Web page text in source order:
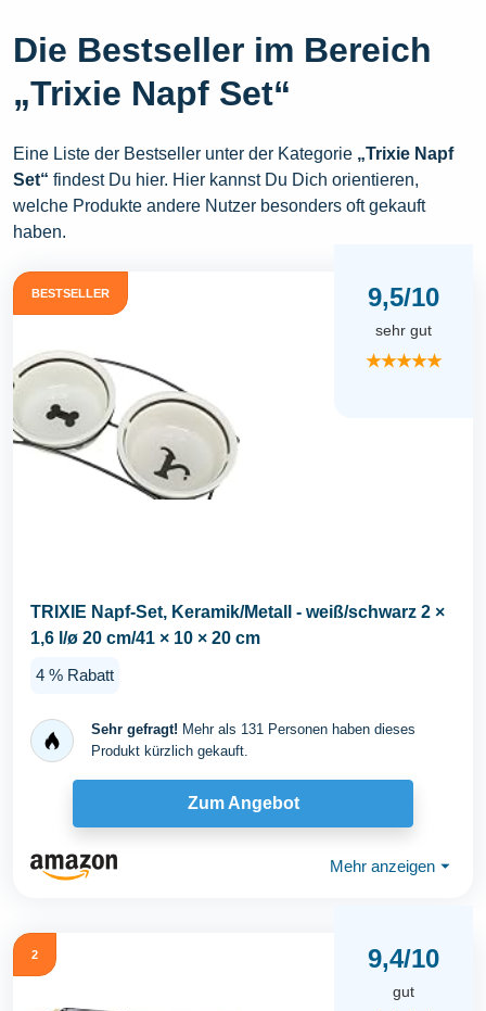
Die Bestseller im Bereich
„Trixie Napf Set“
Eine Liste der Bestseller unter der Kategorie „Trixie Napf
Set“ findest Du hier. Hier kannst Du Dich orientieren,
welche Produkte andere Nutzer besonders oft gekauft
haben.
BESTSELLER 9,5/10
sehr gut
★★★★★
TRIXIE Napf-Set, Keramik/Metall - weiß/schwarz 2 ×
1,6 l/ø 20 cm/41 × 10 × 20 cm
4 % Rabatt
Sehr gefragt! Mehr als 131 Personen haben dieses
Produkt kürzlich gekauft.
Zum Angebot
Mehr anzeigen ⏷
2 9,4/10
gut